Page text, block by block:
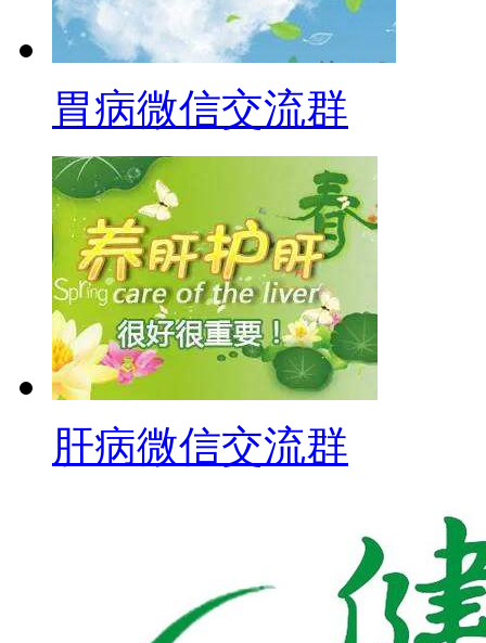
胃病微信交流群
肝病微信交流群